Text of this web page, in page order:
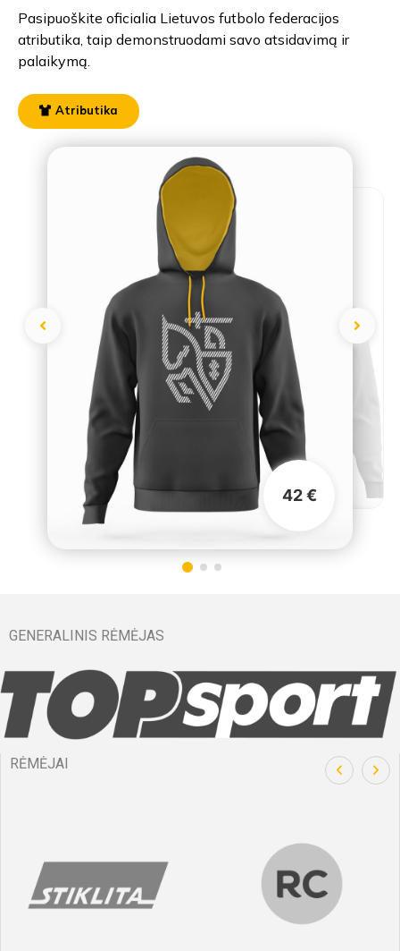
42 €
Pasipuoškite oficialia Lietuvos futbolo federacijos
atributika, taip demonstruodami savo atsidavimą ir
palaikymą.
Atributika
GENERALINIS RĖMĖJAS
RĖMĖJAI